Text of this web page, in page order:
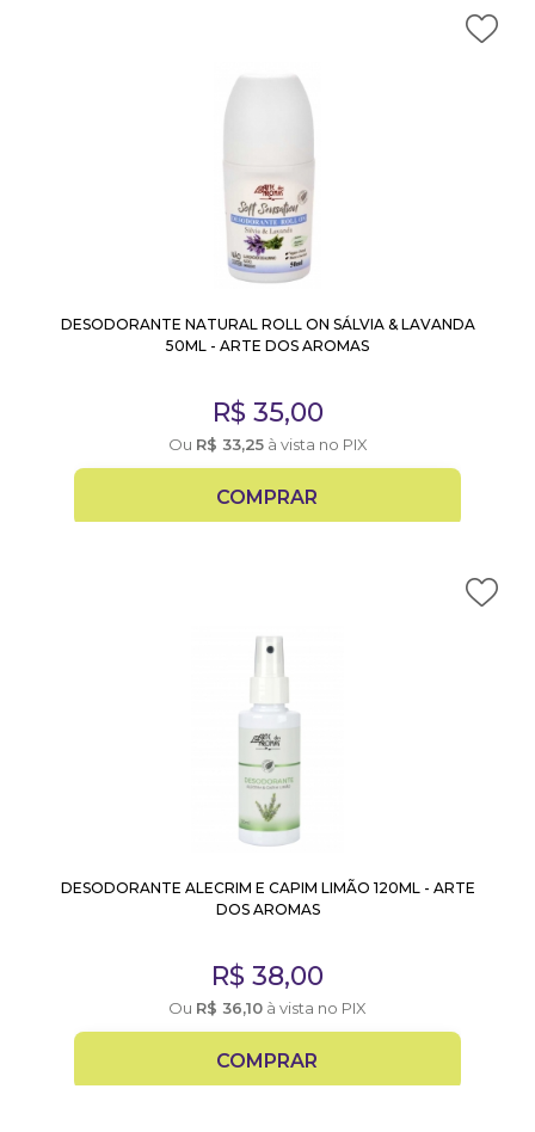
DESODORANTE NATURAL ROLL ON SÁLVIA & LAVANDA
50ML - ARTE DOS AROMAS
R$ 35,00
Ou R$ 33,25à vista no PIX
COMPRAR
DESODORANTE ALECRIM E CAPIM LIMÃO 120ML - ARTE
DOS AROMAS
R$ 38,00
Ou R$ 36,10 à vista no PIX
COMPRAR